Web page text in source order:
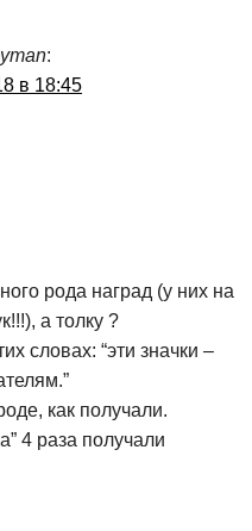
:
в 18:45
рода наград (у них на
а толку ?
словах: “эти значки –
как получали.
4 раза получали